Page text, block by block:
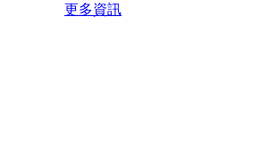
更多資訊